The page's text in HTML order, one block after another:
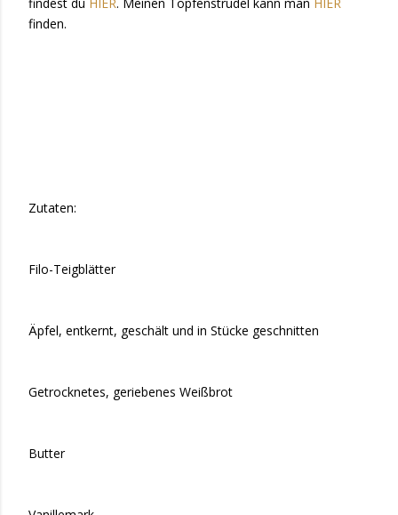
finden.
Zutaten:
Filo-Teigblätter
Äpfel, entkernt, geschält und in Stücke geschnitten
Getrocknetes, geriebenes Weißbrot
Butter